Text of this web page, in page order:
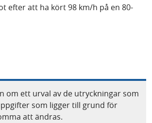
efter att ha kört 98 km/h på en 80-
ett urval av de utryckningar som
som ligger till grund för
att ändras.